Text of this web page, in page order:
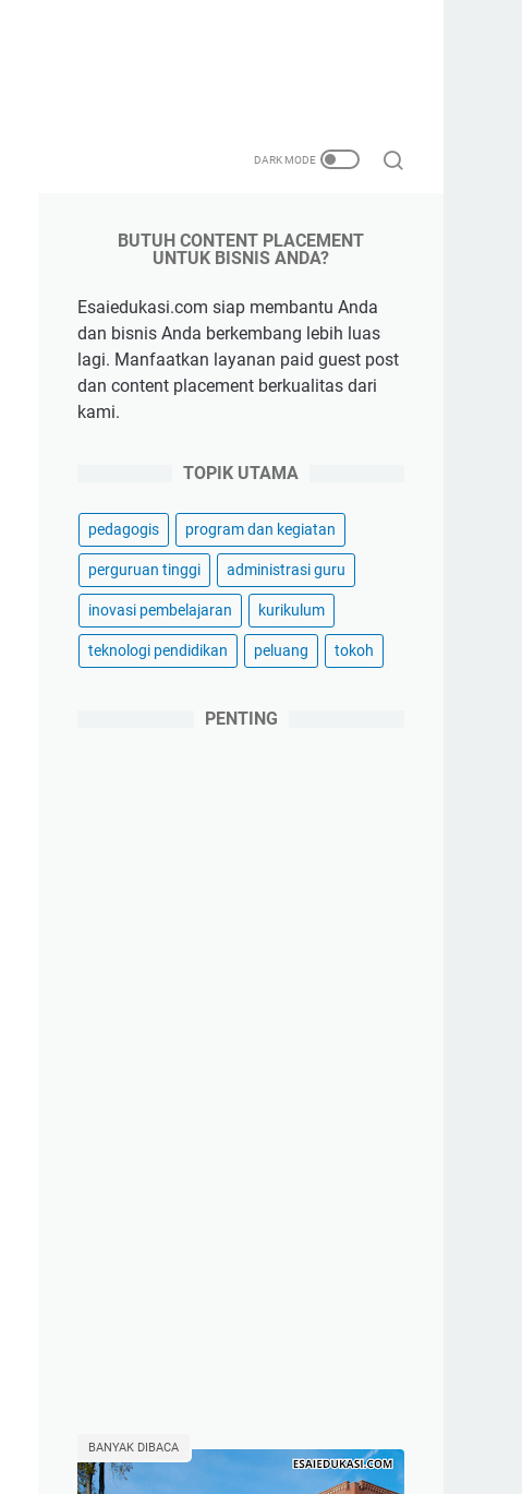
BUTUH CONTENT PLACEMENT
UNTUK BISNIS ANDA?
Esaiedukasi.com siap membantu Anda
dan bisnis Anda berkembang lebih luas
lagi. Manfaatkan layanan paid guest post
dan content placement berkualitas dari
kami.
TOPIK UTAMA
pedagogis program dan kegiatan
perguruan tinggi administrasi guru
inovasi pembelajaran kurikulum
teknologi pendidikan peluang tokoh
PENTING
BANYAK DIBACA